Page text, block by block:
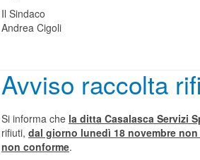
Il Sindaco
Andrea Cigoli
Avviso raccolta
Si informa che la ditta Casalasca Servizi
rifiuti, dal giorno lunedì 18 novembre
non conforme.